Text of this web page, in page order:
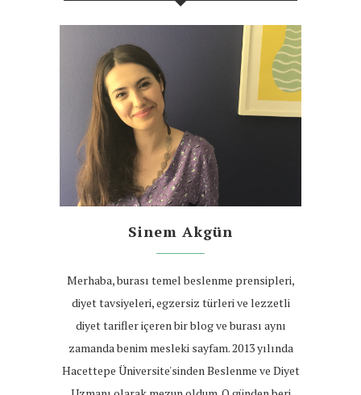
Sinem Akgün
Merhaba, burası temel beslenme prensipleri,
diyet tavsiyeleri, egzersiz türleri ve lezzetli
diyet tarifler içeren bir blog ve burası aynı
zamanda benim mesleki sayfam. 2013 yılında
Hacettepe Üniversite'sinden Beslenme ve Diyet